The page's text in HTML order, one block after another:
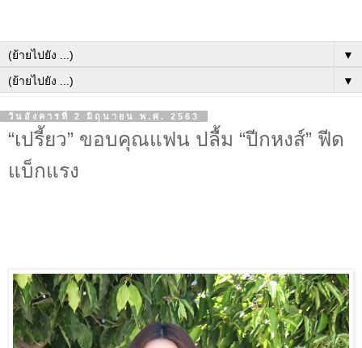
▼
▼
วันอังคารที่ 2 มิถุนายน พ.ศ. 2563
“เปรี้ยว” ขอบคุณแฟน ปลื้ม “ปีกหงส์” ฟีด
แบ็กแรง